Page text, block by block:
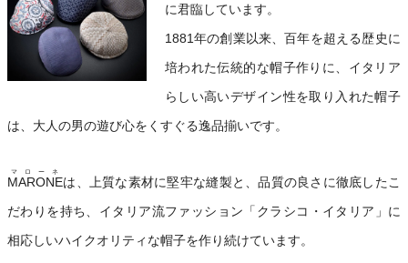
に君臨しています。
1881年の創業以来、百年を超える歴史に
培われた伝統的な帽子作りに、イタリア
らしい高いデザイン性を取り入れた帽子
は、大人の男の遊び心をくすぐる逸品揃いです。
MARONE
マローネ
は、上質な素材に堅牢な縫製と、品質の良さに徹底したこ
だわりを持ち、イタリア流ファッション「クラシコ・イタリア」に
相応しいハイクオリティな帽子を作り続けています。